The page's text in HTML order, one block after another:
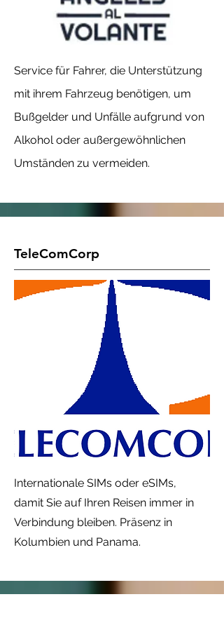
Service für Fahrer, die Unterstützung
mit ihrem Fahrzeug benötigen, um
Bußgelder und Unfälle aufgrund von
Alkohol oder außergewöhnlichen
Umständen zu vermeiden.
TeleComCorp
Internationale SIMs oder eSIMs,
damit Sie auf Ihren Reisen immer in
Verbindung bleiben. Präsenz in
Kolumbien und Panama.